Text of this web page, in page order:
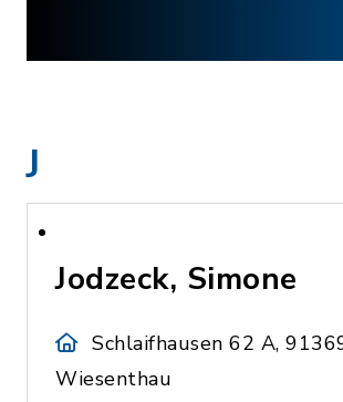
J
Jodzeck, Simone
Schlaifhausen 62 A,
Wiesenthau